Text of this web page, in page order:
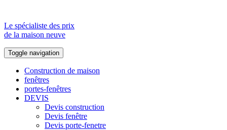
Le spécialiste des prix
de la maison neuve
Toggle navigation
Construction de maison
fenêtres
portes-fenêtres
DEVIS
Devis construction
Devis fenêtre
Devis porte-fenetre